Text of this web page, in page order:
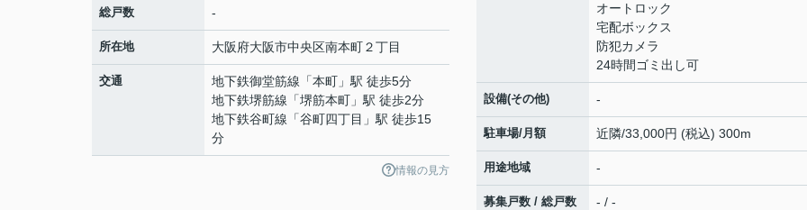
総戸数 -
所在地 大阪府大阪市中央区南本町２丁目
交通 地下鉄御堂筋線 「本町 」駅 徒歩5分
地下鉄堺筋線 「堺筋本町 」駅 徒歩2分
地下鉄谷町線 「谷町四丁目 」駅 徒歩15
分
情報の見方
オートロック
宅配ボックス
防犯カメラ
24時間ゴミ出し可
設備(その他) -
駐車場/月額 近隣/33,000円 (税込) 300m
用途地域 -
募集戸数 / 総戸数 - / -